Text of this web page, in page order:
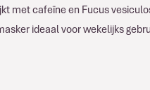
met cafeïne en Fucus
ideaal voor wekelijks